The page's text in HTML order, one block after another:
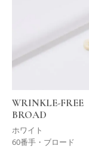
WRINKLE-FREE
BROAD
ホワイト
60番手・ブロード